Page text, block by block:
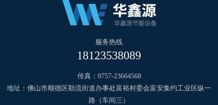
服务热线
18123538089
传真：0757-23664568
地址：佛山市顺德区勒流街道办事处富裕村委会富安集约工业区纵一
路（车间三）